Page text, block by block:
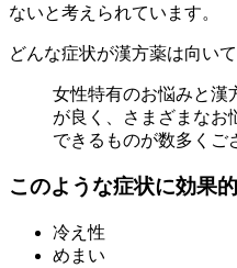
ないと考えられています。
どんな症状が漢方薬は向い
女性特有のお悩みと漢
が良く、さまざまなお
できるものが数多くご
このような症状に効果
冷え性
めまい